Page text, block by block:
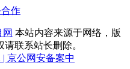
作
本站内容来源于网络，版
联系站长删除。
| 京公网安备案中